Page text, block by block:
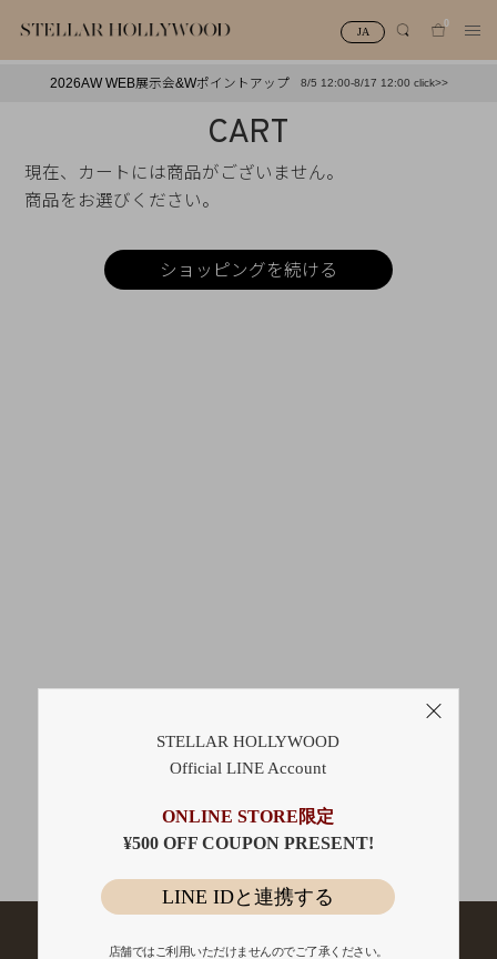
JA
0
#スタッフイチ押し（通勤パールアクセ）
2026AW WEB展示会&Wポイントアップ 8/5 12:00-8/17 12:00 click>>
CART
現在、カートには商品がございません。
商品をお選びください。
ショッピングを続ける
Page Top
STELLAR HOLLYWOOD
Official LINE Account
ONLINE STORE限定
¥500 OFF COUPON PRESENT!
LINE IDと連携する
店舗ではご利用いただけませんのでご了承ください。